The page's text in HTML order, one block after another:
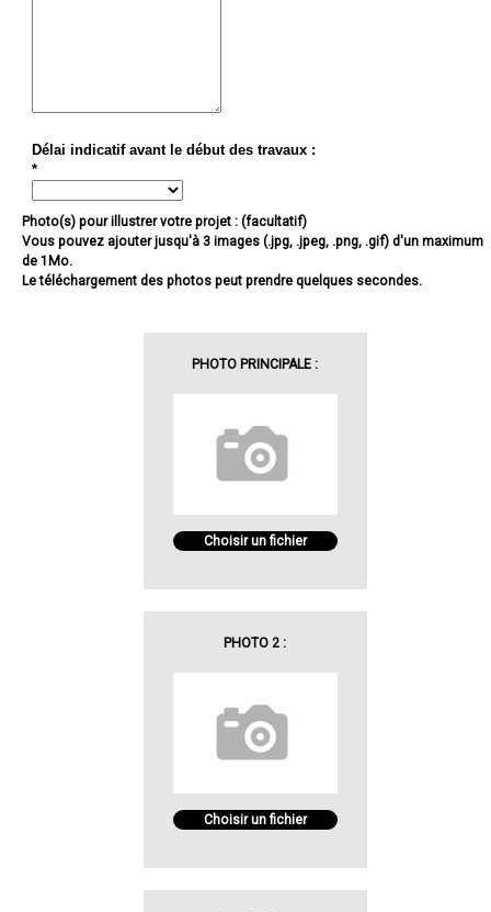
Délai indicatif avant le début des travaux :
*
Photo(s) pour illustrer votre projet : (facultatif)
Vous pouvez ajouter jusqu'à 3 images (.jpg, .jpeg, .png, .gif) d'un maximum
de 1Mo.
Le téléchargement des photos peut prendre quelques secondes.
PHOTO PRINCIPALE :
Choisir un fichier
PHOTO 2 :
Choisir un fichier